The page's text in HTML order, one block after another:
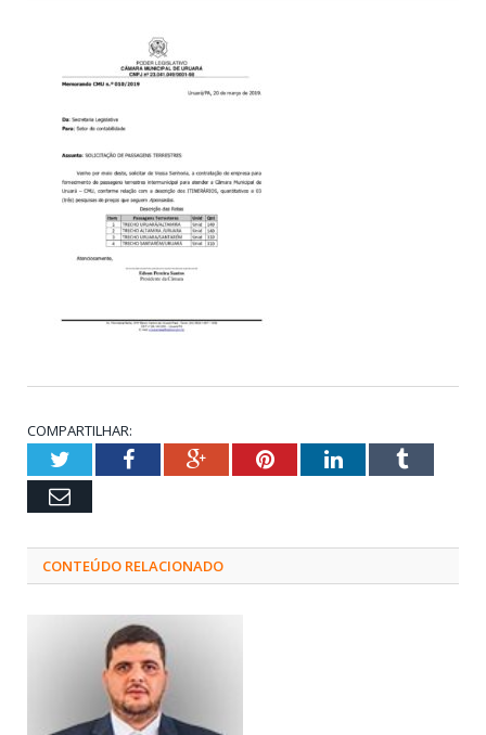
COMPARTILHAR:
TwitterFacebookGoogle+PinterestLinkedInTumblr
Email
CONTEÚDO RELACIONADO